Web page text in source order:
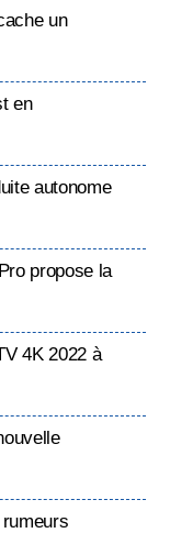
un
en
autonome
propose la
4K 2022 à